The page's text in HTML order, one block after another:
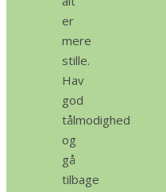
er
mere
stille.
Hav
god
tålmodighed
og
gå
tilbage